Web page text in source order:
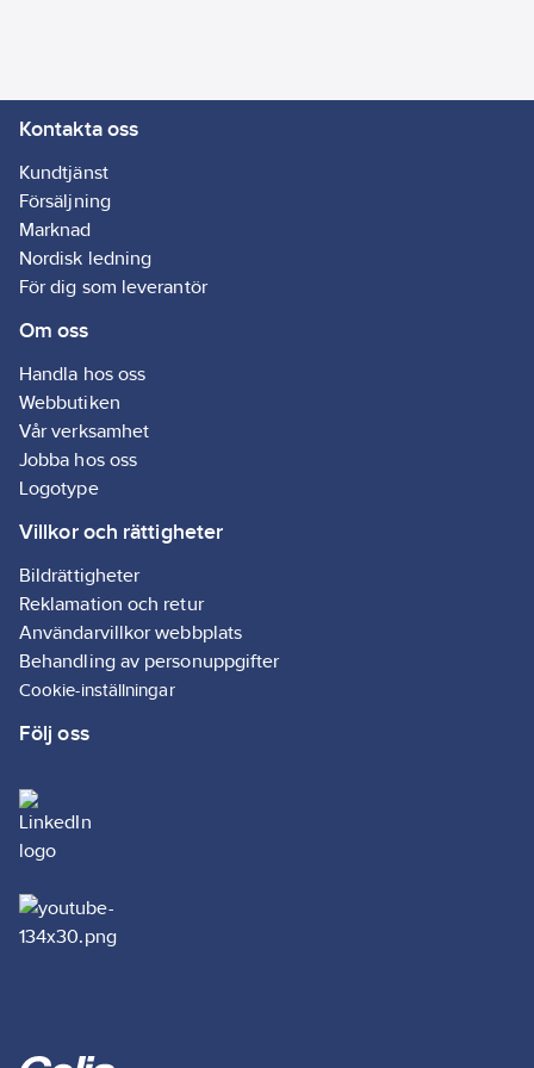
Kontakta oss
Kundtjänst
Försäljning
Marknad
Nordisk ledning
För dig som leverantör
Om oss
Handla hos oss
Webbutiken
Vår verksamhet
Jobba hos oss
Logotype
Villkor och rättigheter
Bildrättigheter
Reklamation och retur
Användarvillkor webbplats
Behandling av personuppgifter
Cookie-inställningar
Följ oss